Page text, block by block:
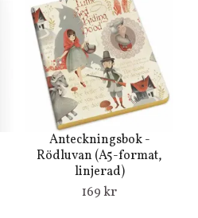
Anteckningsbok -
Rödluvan (A5-format,
linjerad)
169 kr